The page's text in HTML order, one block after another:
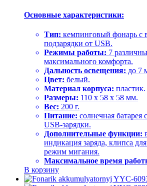
Основные характеристики:
Тип: кемпинговый фонарь с
подзарядки от USB.
Режимы работы: 7
максимального комфорта.
Дальность освещения: до 7
Цвет: белый.
Материал корпуса: пластик.
Размеры: 110 x 58 x 58 мм.
Вес: 200 г.
Питание: солнечная
USB-зарядки.
Дополнительные функции:
индикация заряда, клипса
режим мигания.
Максимальное время
В корзину